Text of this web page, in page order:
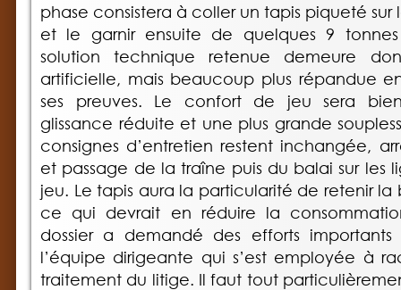
phase consistera à coller un tapis piqueté
et le garnir ensuite de quelques 9
solution technique retenue demeure
artificielle, mais beaucoup plus répandue
ses preuves. Le confort de jeu sera
glissance réduite et une plus grande
consignes d’entretien restent inchangée,
et passage de la traîne puis du balai sur les
jeu. Le tapis aura la particularité de retenir
ce qui devrait en réduire la
dossier a demandé des efforts importants
l’équipe dirigeante qui s’est employée à
traitement du litige. Il faut tout